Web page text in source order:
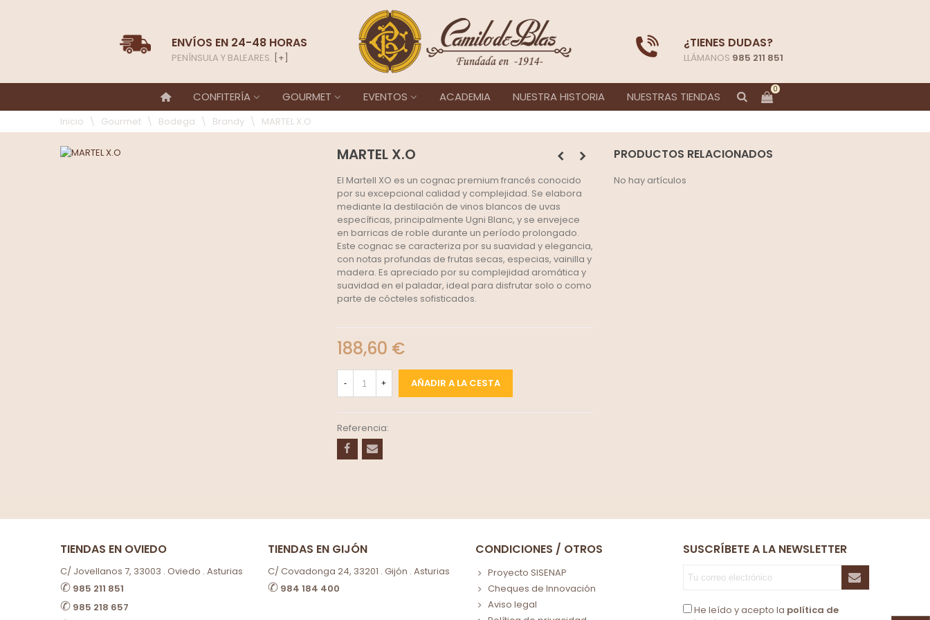
ENVÍOS EN 24-48 HORAS
PENÍNSULA Y BALEARES. [+]
¿TIENES DUDAS?
LLÁMANOS 985 211 851
CONFITERÍA GOURMET EVENTOS ACADEMIA NUESTRA HISTORIA NUESTRAS TIENDAS
0
Inicio \ Gourmet \ Bodega \ Brandy \ MARTEL X.O
MARTEL X.O
El Martell XO es un cognac premium francés conocido
por su excepcional calidad y complejidad. Se elabora
mediante la destilación de vinos blancos de uvas
específicas, principalmente Ugni Blanc, y se envejece
en barricas de roble durante un período prolongado.
Este cognac se caracteriza por su suavidad y elegancia,
con notas profundas de frutas secas, especias, vainilla y
madera. Es apreciado por su complejidad aromática y
suavidad en el paladar, ideal para disfrutar solo o como
parte de cócteles sofisticados.
188,60 €
- + AÑADIR A LA CESTA
Referencia:
PRODUCTOS RELACIONADOS
No hay artículos
TIENDAS EN OVIEDO
C/ Jovellanos 7, 33003 . Oviedo . Asturias
✆ 985 211 851
✆ 985 218 657
TIENDAS EN GIJÓN
C/ Covadonga 24, 33201 . Gijón . Asturias
✆ 984 184 400
CONDICIONES / OTROS
Proyecto SISENAP
Cheques de Innovación
Aviso legal
SUSCRÍBETE A LA NEWSLETTER
He leído y acepto la política de